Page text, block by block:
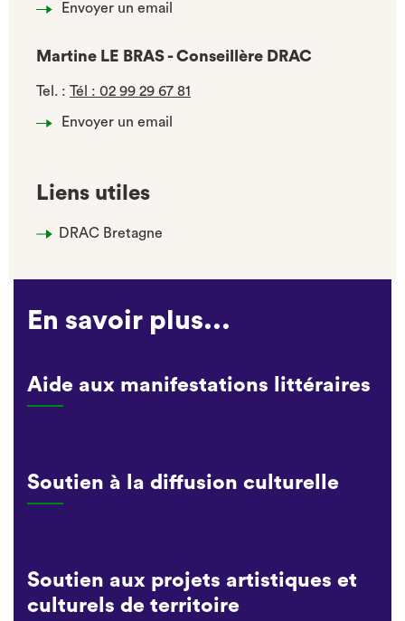
Envoyer un email
Martine LE BRAS - Conseillère DRAC
Tel. : Tél : 02 99 29 67 81
Envoyer un email
Liens utiles
DRAC Bretagne
En savoir plus...
Aide aux manifestations littéraires
Soutien à la diffusion culturelle
Soutien aux projets artistiques et
culturels de territoire